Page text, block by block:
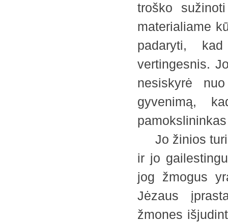
troško
materialiame
padaryti,
vertingesnis.
nesiskyrė
gyvenimą,
Jo žinios
ir jo
jog žmogus
Jėzaus
žmones